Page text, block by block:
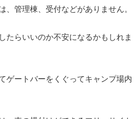
、管理棟、受付などがありません。
たらいいのか不安になるかもしれま
ゲートバーをくぐってキャンプ場内